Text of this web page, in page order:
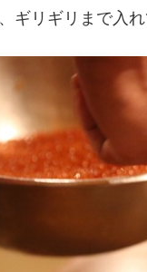
ギリギリまで入れ